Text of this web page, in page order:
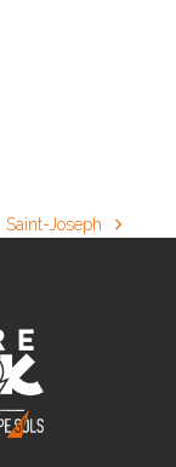
next
Saint-Joseph